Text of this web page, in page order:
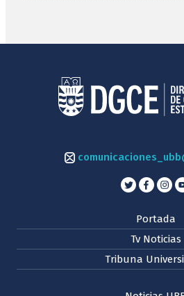
Portada
Tv Noticias
Tribuna